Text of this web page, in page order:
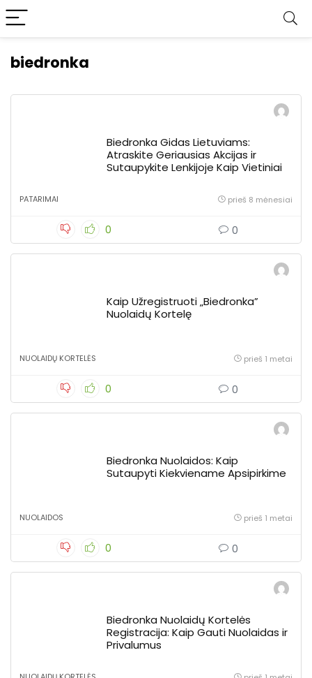
biedronka
Biedronka Gidas Lietuviams:
Atraskite Geriausias Akcijas ir
Sutaupykite Lenkijoje Kaip Vietiniai
PATARIMAI prieš 8 mėnesiai
0 0
Kaip Užregistruoti „Biedronka”
Nuolaidų Kortelę
NUOLAIDŲ KORTELĖS prieš 1 metai
0 0
Biedronka Nuolaidos: Kaip
Sutaupyti Kiekviename Apsipirkime
NUOLAIDOS prieš 1 metai
0 0
Biedronka Nuolaidų Kortelės
Registracija: Kaip Gauti Nuolaidas ir
Privalumus